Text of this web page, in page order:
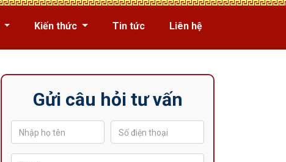
Kiến thức Tin tức Liên hệ
Gửi câu hỏi tư vấn